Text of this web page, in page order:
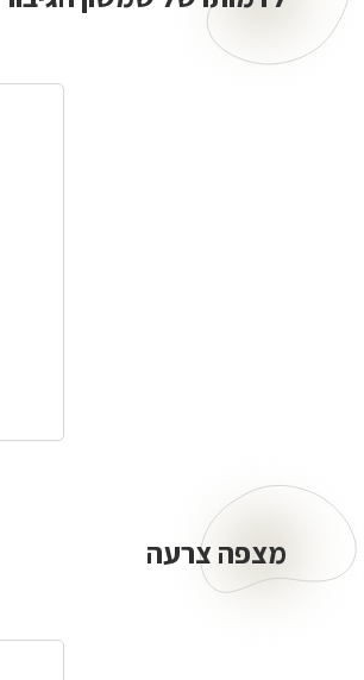
של
שמשון
צרעה
מצפה צרעה